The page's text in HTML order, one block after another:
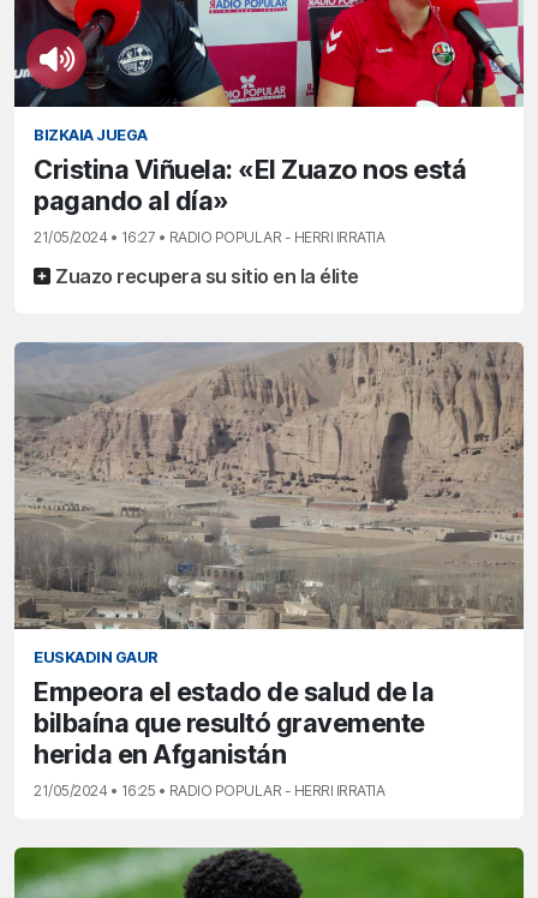
BIZKAIA JUEGA
Cristina Viñuela: «El Zuazo nos está
pagando al día»
21/05/2024 • 16:27 • RADIO POPULAR - HERRI IRRATIA
Zuazo recupera su sitio en la élite
EUSKADIN GAUR
Empeora el estado de salud de la
bilbaína que resultó gravemente
herida en Afganistán
21/05/2024 • 16:25 • RADIO POPULAR - HERRI IRRATIA